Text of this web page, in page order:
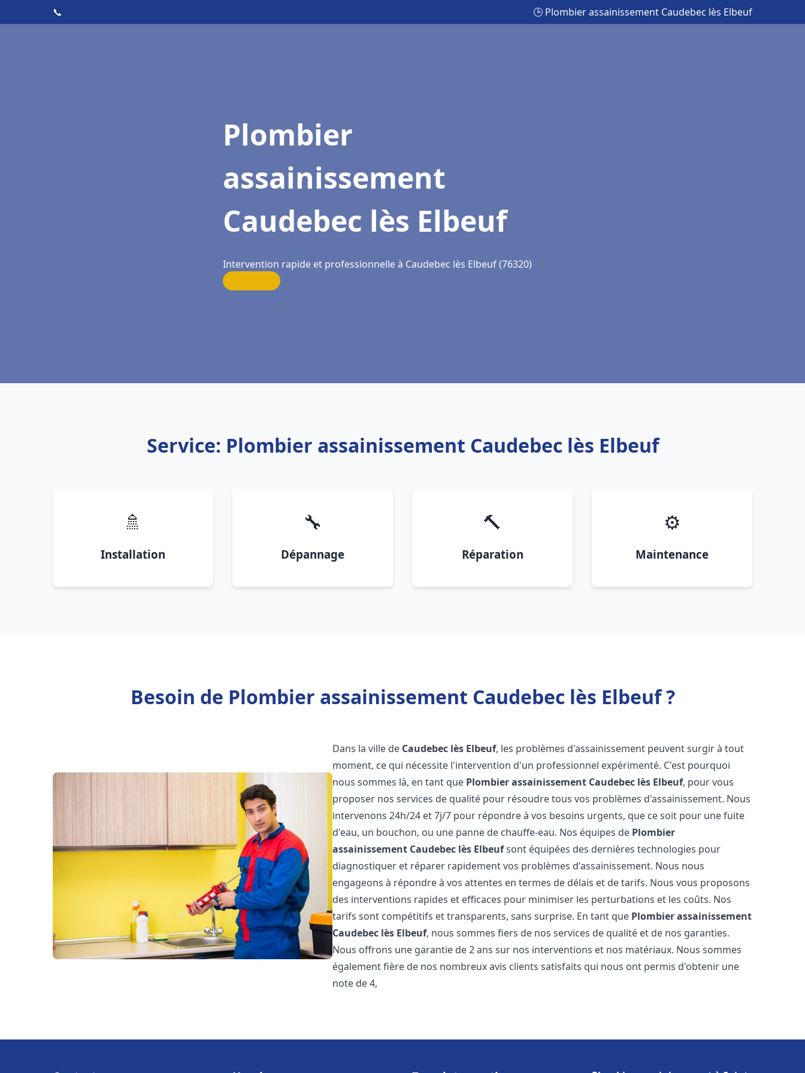
📞 🕒 Plombier assainissement Caudebec lès Elbeuf
Plombier
assainissement
Caudebec lès Elbeuf
Intervention rapide et professionnelle à Caudebec lès Elbeuf (76320)
Service: Plombier assainissement Caudebec lès Elbeuf
🚿
Installation
🔧
Dépannage
🔨
Réparation
⚙️
Maintenance
Besoin de Plombier assainissement Caudebec lès Elbeuf ?
Dans la ville de Caudebec lès Elbeuf, les problèmes d'assainissement peuvent surgir à tout
moment, ce qui nécessite l'intervention d'un professionnel expérimenté. C'est pourquoi
nous sommes là, en tant que Plombier assainissement Caudebec lès Elbeuf, pour vous
proposer nos services de qualité pour résoudre tous vos problèmes d'assainissement. Nous
intervenons 24h/24 et 7j/7 pour répondre à vos besoins urgents, que ce soit pour une fuite
d'eau, un bouchon, ou une panne de chauffe-eau. Nos équipes de Plombier
assainissement Caudebec lès Elbeufsont équipées des dernières technologies pour
diagnostiquer et réparer rapidement vos problèmes d'assainissement. Nous nous
engageons à répondre à vos attentes en termes de délais et de tarifs. Nous vous proposons
des interventions rapides et efficaces pour minimiser les perturbations et les coûts. Nos
tarifs sont compétitifs et transparents, sans surprise. En tant que Plombier assainissement
Caudebec lès Elbeuf, nous sommes fiers de nos services de qualité et de nos garanties.
Nous offrons une garantie de 2 ans sur nos interventions et nos matériaux. Nous sommes
également fière de nos nombreux avis clients satisfaits qui nous ont permis d'obtenir une
note de 4,